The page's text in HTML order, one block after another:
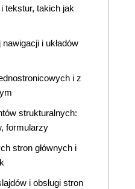
tekstur, takich jak
i układów
i z
strukturalnych:
formularzy
stron głównych i
i obsługi stron